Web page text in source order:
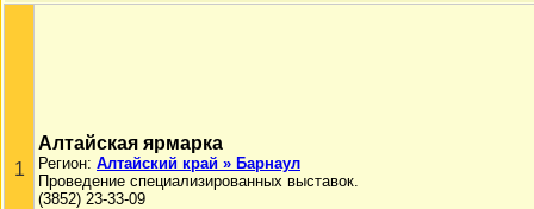
1
Алтайская ярмарка
Регион: Алтайский край » Барнаул
Проведение специализированных выставок.
(3852) 23-33-09